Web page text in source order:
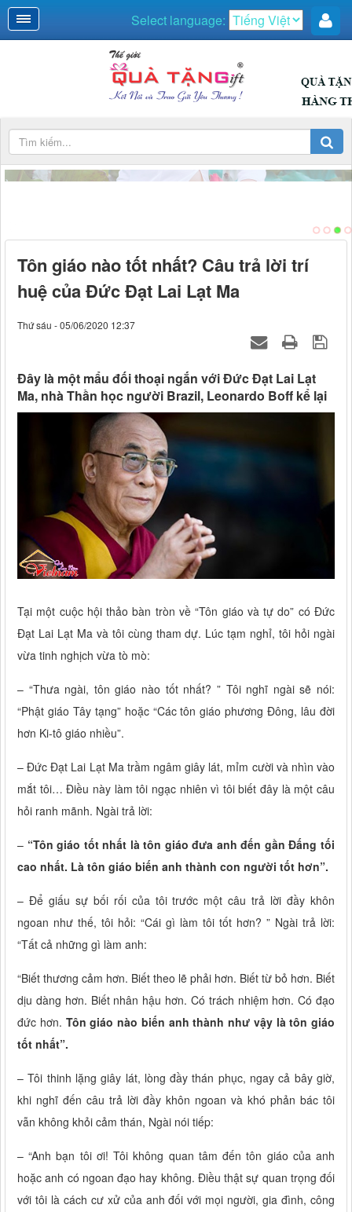
Select language:
Tôn giáo nào tốt nhất? Câu trả lời trí
huệ của Đức Đạt Lai Lạt Ma
Thứ sáu - 05/06/2020 12:37
Đây là một mẩu đối thoại ngắn với Đức Đạt Lai Lạt
Ma, nhà Thần học người Brazil, Leonardo Boff kể lại
Tại một cuộc hội thảo bàn tròn về “Tôn giáo và tự do” có Đức
Đạt Lai Lạt Ma và tôi cùng tham dự. Lúc tạm nghỉ, tôi hỏi ngài
vừa tinh nghịch vừa tò mò:
– “Thưa ngài, tôn giáo nào tốt nhất? ” Tôi nghĩ ngài sẽ nói:
“Phật giáo Tây tạng” hoặc “Các tôn giáo phương Đông, lâu đời
hơn Ki-tô giáo nhiều”.
– Đức Đạt Lai Lạt Ma trầm ngâm giây lát, mỉm cười và nhìn vào
mắt tôi… Điều này làm tôi ngạc nhiên vì tôi biết đây là một câu
hỏi ranh mãnh. Ngài trả lời:
– “Tôn giáo tốt nhất là tôn giáo đưa anh đến gần Đấng tối
cao nhất. Là tôn giáo biến anh thành con người tốt hơn”.
– Để giấu sự bối rối của tôi trước một câu trả lời đầy khôn
ngoan như thế, tôi hỏi: “Cái gì làm tôi tốt hơn? ” Ngài trả lời:
“Tất cả những gì làm anh:
“Biết thương cảm hơn. Biết theo lẽ phải hơn. Biết từ bỏ hơn. Biết
dịu dàng hơn. Biết nhân hậu hơn. Có trách nhiệm hơn. Có đạo
đức hơn. Tôn giáo nào biến anh thành như vậy là tôn giáo
tốt nhất”.
– Tôi thinh lặng giây lát, lòng đầy thán phục, ngay cả bây giờ,
khi nghĩ đến câu trả lời đầy khôn ngoan và khó phản bác tôi
vẫn không khỏi cảm thán, Ngài nói tiếp:
– “Anh bạn tôi ơi! Tôi không quan tâm đến tôn giáo của anh
hoặc anh có ngoan đạo hay không. Điều thật sự quan trọng đối
với tôi là cách cư xử của anh đối với mọi người, gia đình, công